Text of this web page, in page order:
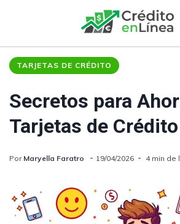
TARJETAS DE CRÉDITO
Secretos para
Tarjetas de Crédito
Por Maryella Faratro 19/04/2026 4 min de